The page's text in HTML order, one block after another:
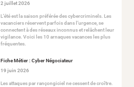
2 juillet 2026
L’été est la saison préférée des cybercriminels. Les
vacanciers réservent parfois dans l’urgence, se
connectent à des réseaux inconnus et relâchent leur
vigilance. Voici les 10 arnaques vacances les plus
fréquentes.
Fiche Métier : Cyber Négociateur
19 juin 2026
Les attaques par rançongiciel ne cessent de croître.